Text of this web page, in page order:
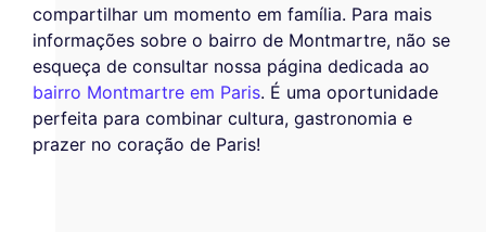
compartilhar um momento em família. Para mais
informações sobre o bairro de Montmartre, não se
esqueça de consultar nossa página dedicada ao
bairro Montmartre em Paris. É uma oportunidade
perfeita para combinar cultura, gastronomia e
prazer no coração de Paris!